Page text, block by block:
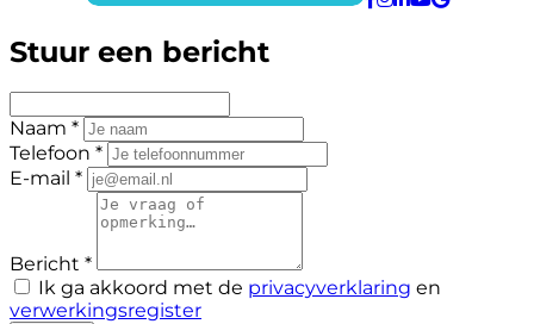
Stuur een bericht
Naam *
Telefoon *
E-mail *
Bericht *
Ik ga akkoord met de privacyverklaring en
verwerkingsregister